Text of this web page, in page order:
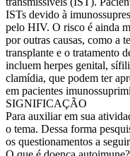
ISTs devido à
pelo HIV. O risco é ainda
por outras causas, como a
transplante e o tratamento
incluem herpes genital,
clamídia, que podem ter
em pacientes
SIGNIFICAÇÃO
Para auxiliar em sua
o tema. Dessa forma
os questionamentos a